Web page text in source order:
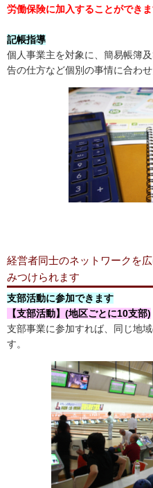
労働保険に加入することができま
記帳指導
個人事業主を対象に、簡易帳簿
告の仕方など個別の事情に合わ
経営者同士のネットワークを
みつけられます
支部活動に参加できます
【支部活動】(地区ごとに10支部)
支部事業に参加すれば、同じ地
す。